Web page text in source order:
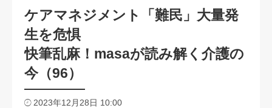
ケアマネジメント「難民」大量発
生を危惧
快筆乱麻！masaが読み解く介護の
今（96）
2023年12月28日 10:00